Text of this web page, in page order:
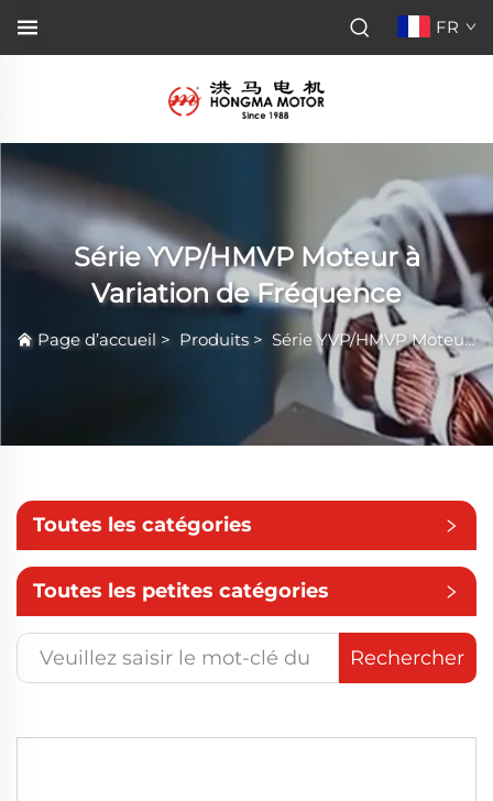
FR
Série YVP/HMVP Moteur à
Variation de Fréquence
Page d’accueil > Produits > Série YVP/HMVP Moteur à Variation de Fréquence
Toutes les catégories
Toutes les petites catégories
Rechercher